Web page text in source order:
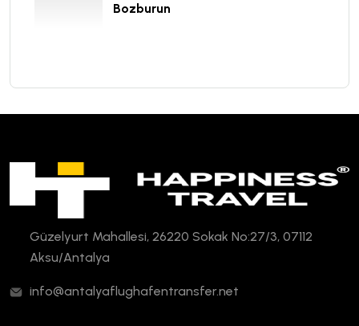
Bozburun
Güzelyurt Mahallesi, 26220 Sokak No:27/3, 07112
Aksu/Antalya
info@antalyaflughafentransfer.net